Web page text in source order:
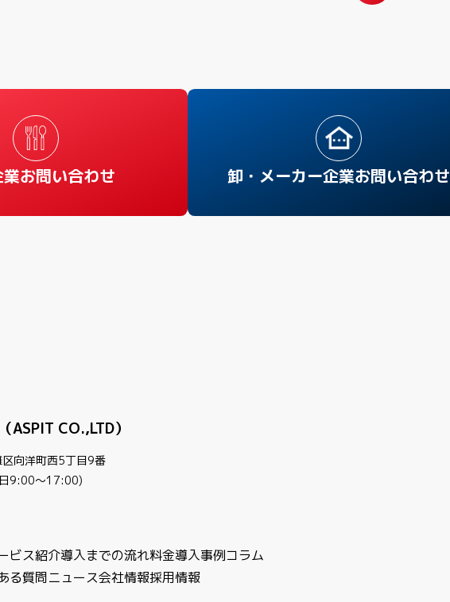
お問い合わせ 卸・メーカー企業お問い合わせ
ASPIT CO.,LTD）
向洋町西5丁目9番
9:00〜17:00)
ビス紹介導入までの流れ料金導入事例コラム
る質問ニュース会社情報採用情報